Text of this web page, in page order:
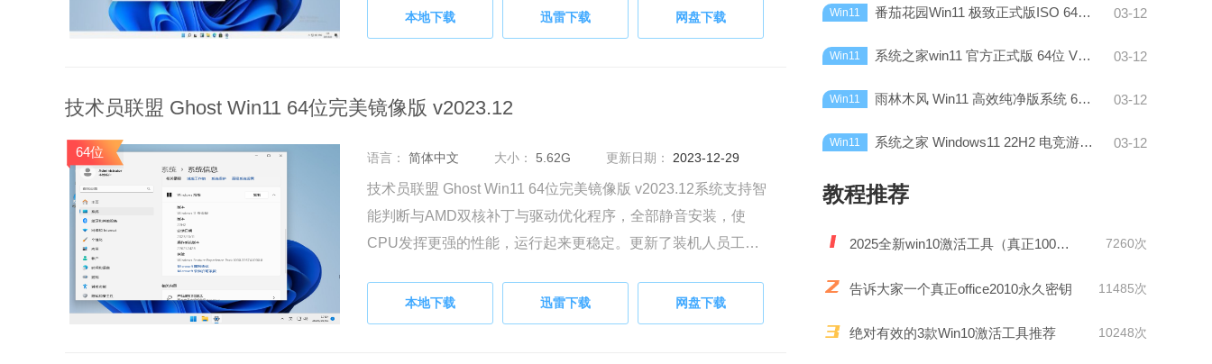
本地下载 迅雷下载 网盘下载
技术员联盟 Ghost Win11 64位完美镜像版 v2023.12
64位 语言： 简体中文 大小： 5.62G 更新日期： 2023-12-29
技术员联盟 Ghost Win11 64位完美镜像版 v2023.12系统支持智
能判断与AMD双核补丁与驱动优化程序，全部静音安装，使
CPU发挥更强的性能，运行起来更稳定。更新了装机人员工具
本地下载 迅雷下载 网盘下载
Win11 番茄花园Win11 极致正式版ISO 64位 V2025.1 03-12
Win11 系统之家win11 官方正式版 64位 V2025.1 03-12
Win11 雨林木风 Win11 高效纯净版系统 64位V2024.12 03-12
Win11 系统之家 Windows11 22H2 电竞游戏版64位V2024.12 03-12
教程推荐
2025全新win10激活工具（真正100%激活） 7260次
告诉大家一个真正office2010永久密钥 11485次
绝对有效的3款Win10激活工具推荐 10248次